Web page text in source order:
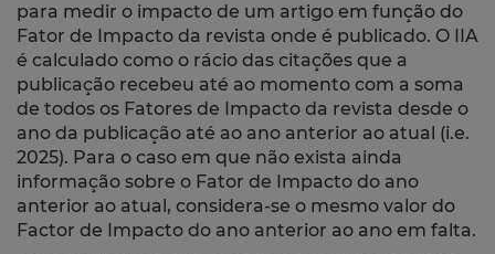
para medir o impacto de um artigo em função do
Fator de Impacto da revista onde é publicado. O IIA
é calculado como o rácio das citações que a
publicação recebeu até ao momento com a soma
de todos os Fatores de Impacto da revista desde o
ano da publicação até ao ano anterior ao atual (i.e.
2025). Para o caso em que não exista ainda
informação sobre o Fator de Impacto do ano
anterior ao atual, considera-se o mesmo valor do
Factor de Impacto do ano anterior ao ano em falta.